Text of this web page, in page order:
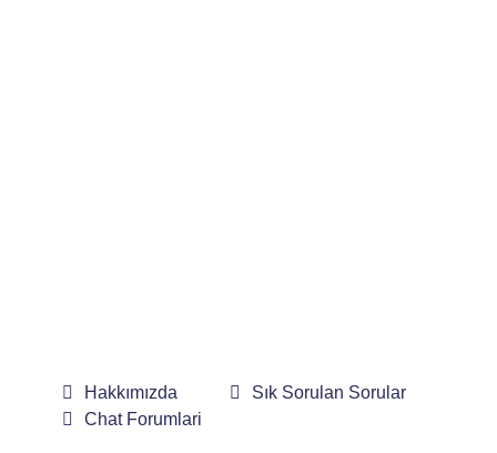
Hakkımızda
Sık Sorulan Sorular
Chat Forumlari